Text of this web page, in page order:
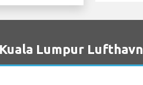
Lumpur Lufthavn